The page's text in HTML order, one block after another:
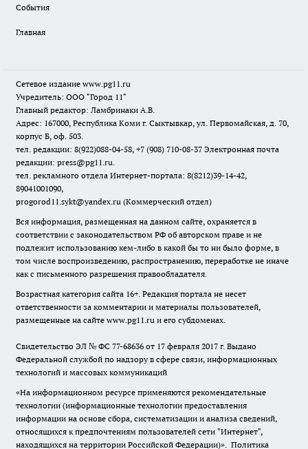
События
Главная
Сетевое издание www.pg11.ru
Учредитель: ООО "Город 11"
Главный редактор: Ламбринаки А.В.
Адрес: 167000, Республика Коми г. Сыктывкар, ул. Первомайская, д. 70,
корпус Б, оф. 503.
тел. редакции: 8(922)088-04-58, +7 (908) 710-08-37 Электронная почта
редакции: press@pg11.ru.
тел. рекламного отдела Интернет-портала: 8(8212)39-14-42,
89041001090,
progorod11.sykt@yandex.ru (Коммерческий отдел)
Вся информация, размещенная на данном сайте, охраняется в
соответствии с законодательством РФ об авторском праве и не
подлежит использованию кем-либо в какой бы то ни было форме, в
том числе воспроизведению, распространению, переработке не иначе
как с письменного разрешения правообладателя.
Возрастная категория сайта 16+. Редакция портала не несет
ответственности за комментарии и материалы пользователей,
размещенные на сайте www.pg11.ru и его субдоменах.
Свидетельство ЭЛ № ФС 77-68636 от 17 февраля 2017 г. Выдано
Федеральной службой по надзору в сфере связи, информационных
технологий и массовых коммуникаций
«На информационном ресурсе применяются рекомендательные
технологии (информационные технологии предоставления
информации на основе сбора, систематизации и анализа сведений,
относящихся к предпочтениям пользователей сети "Интернет",
находящихся на территории Российской Федерации)». Политика